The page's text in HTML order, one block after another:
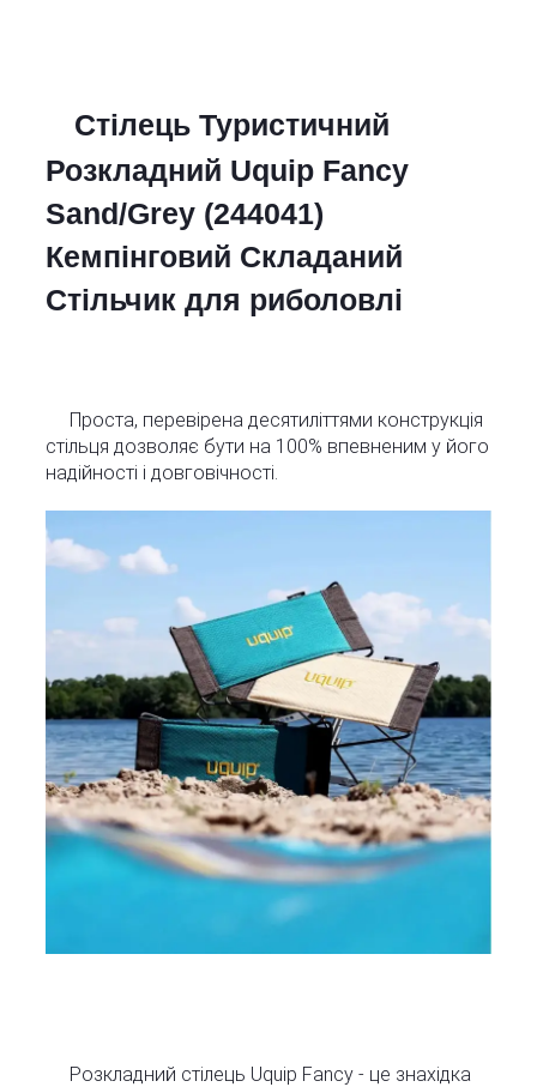
Стілець Туристичний
Розкладний Uquip Fancy
Sand/Grey (244041)
Кемпінговий Складаний
Стільчик для риболовлі
Проста, перевірена десятиліттями конструкція
стільця дозволяє бути на 100% впевненим у його
надійності і довговічності.
Розкладний стілець Uquip Fancy - це знахідка